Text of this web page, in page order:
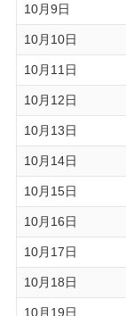
10月9日
10月10日
10月11日
10月12日
10月13日
10月14日
10月15日
10月16日
10月17日
10月18日
10月19日